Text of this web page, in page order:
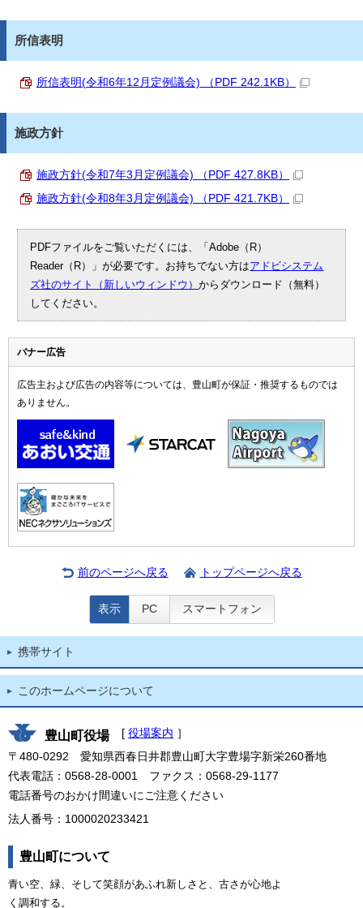
所信表明
所信表明(令和6年12月定例議会) （PDF 242.1KB）
施政方針
施政方針(令和7年3月定例議会) （PDF 427.8KB）
施政方針(令和8年3月定例議会) （PDF 421.7KB）
PDFファイルをご覧いただくには、「Adobe（R）
Reader（R）」が必要です。お持ちでない方はアドビシステム
ズ社のサイト（新しいウィンドウ）からダウンロード（無料）
してください。
バナー広告
広告主および広告の内容等については、豊山町が保証・推奨するものでは
ありません。
前のページへ戻る トップページへ戻る
表示 PC スマートフォン
携帯サイト
このホームページについて
豊山町役場 [ 役場案内 ］
〒480-0292 愛知県西春日井郡豊山町大字豊場字新栄260番地
代表電話：0568-28-0001 ファクス：0568-29-1177
電話番号のおかけ間違いにご注意ください
法人番号：1000020233421
豊山町について
青い空、緑、そして笑顔があふれ新しさと、古さが心地よ
く調和する。